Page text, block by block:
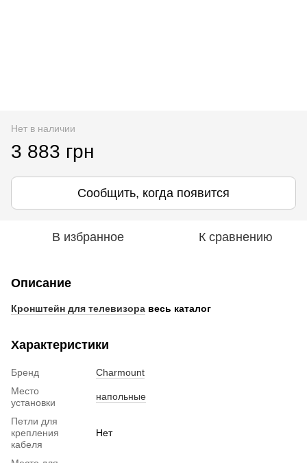
Нет в наличии
3 883 грн
Сообщить, когда появится
В избранное К сравнению
Описание
Кронштейн для телевизора весь каталог
Характеристики
Бренд
Charmount
Место
установки
напольные
Петли для
крепления
кабеля
Нет